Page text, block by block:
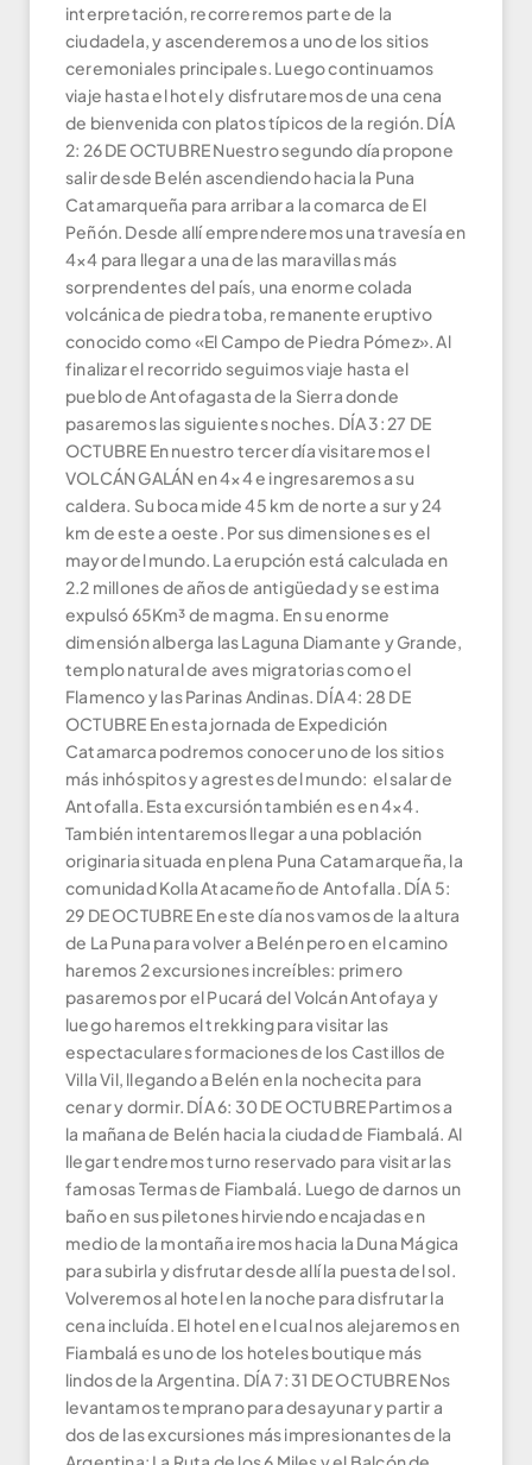
interpretación, recorreremos parte de la
ciudadela, y ascenderemos a uno de los sitios
ceremoniales principales. Luego continuamos
viaje hasta el hotel y disfrutaremos de una cena
de bienvenida con platos típicos de la región. DÍA
2: 26 DE OCTUBRE Nuestro segundo día propone
salir desde Belén ascendiendo hacia la Puna
Catamarqueña para arribar a la comarca de El
Peñón. Desde allí emprenderemos una travesía en
4×4 para llegar a una de las maravillas más
sorprendentes del país, una enorme colada
volcánica de piedra toba, remanente eruptivo
conocido como «El Campo de Piedra Pómez». Al
finalizar el recorrido seguimos viaje hasta el
pueblo de Antofagasta de la Sierra donde
pasaremos las siguientes noches. DÍA 3: 27 DE
OCTUBRE En nuestro tercer día visitaremos el
VOLCÁN GALÁN en 4×4 e ingresaremos a su
caldera. Su boca mide 45 km de norte a sur y 24
km de este a oeste. Por sus dimensiones es el
mayor del mundo. La erupción está calculada en
2.2 millones de años de antigüedad y se estima
expulsó 65Km³ de magma. En su enorme
dimensión alberga las Laguna Diamante y Grande,
templo natural de aves migratorias como el
Flamenco y las Parinas Andinas. DÍA 4: 28 DE
OCTUBRE En esta jornada de Expedición
Catamarca podremos conocer uno de los sitios
más inhóspitos y agrestes del mundo: el salar de
Antofalla. Esta excursión también es en 4×4.
También intentaremos llegar a una población
originaria situada en plena Puna Catamarqueña, la
comunidad Kolla Atacameño de Antofalla. DÍA 5:
29 DE OCTUBRE En este día nos vamos de la altura
de La Puna para volver a Belén pero en el camino
haremos 2 excursiones increíbles: primero
pasaremos por el Pucará del Volcán Antofaya y
luego haremos el trekking para visitar las
espectaculares formaciones de los Castillos de
Villa Vil, llegando a Belén en la nochecita para
cenar y dormir. DÍA 6: 30 DE OCTUBRE Partimos a
la mañana de Belén hacia la ciudad de Fiambalá. Al
llegar tendremos turno reservado para visitar las
famosas Termas de Fiambalá. Luego de darnos un
baño en sus piletones hirviendo encajadas en
medio de la montaña iremos hacia la Duna Mágica
para subirla y disfrutar desde allí la puesta del sol.
Volveremos al hotel en la noche para disfrutar la
cena incluída. El hotel en el cual nos alejaremos en
Fiambalá es uno de los hoteles boutique más
lindos de la Argentina. DÍA 7: 31 DE OCTUBRE Nos
levantamos temprano para desayunar y partir a
dos de las excursiones más impresionantes de la